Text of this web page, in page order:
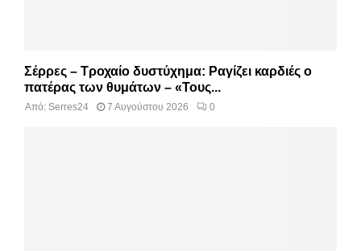
Σέρρες – Τροχαίο δυστύχημα: Ραγίζει καρδιές ο
πατέρας των θυμάτων – «Τους...
Από: Serres24 7 Αυγούστου 2026 0